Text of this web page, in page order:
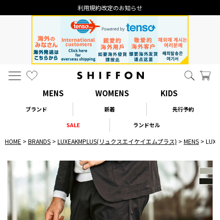
利用規約改定のお知らせ
MENS WOMENS KIDS
ブランド 新着
先行予約
SALE
ランドセル
HOME BRANDS LUXEAKMPLUS(リュクスエイケイエムプラス) MENS